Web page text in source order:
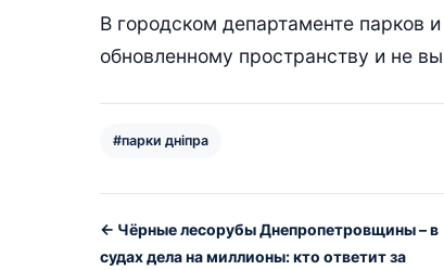
В городском департаменте парков
обновленному пространству и не
#парки дніпра
← Чёрные лесорубы Днепропетровщины – в
судах дела на миллионы: кто ответит за